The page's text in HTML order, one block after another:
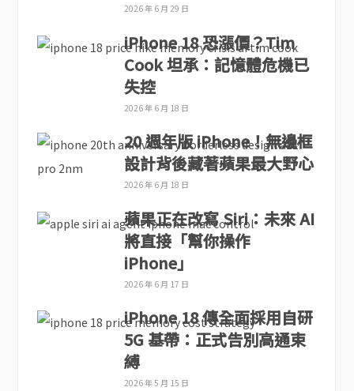
2026 年 6 月 29 日
iPhone 18 恐漲價？Tim
Cook 坦承：記憶體危機已
失控
2026 年 6 月 18 日
20 週年版 iPhone！無邊框
設計背後藏著蘋果最大野心
2026 年 6 月 18 日
蘋果正在改寫 Siri：未來 AI
將直接「幫你操作
iPhone」
2026 年 6 月 17 日
iPhone 18 傳全面採用自研
5G 基帶：正式告別高通束
縛
2026 年 5 月 15 日